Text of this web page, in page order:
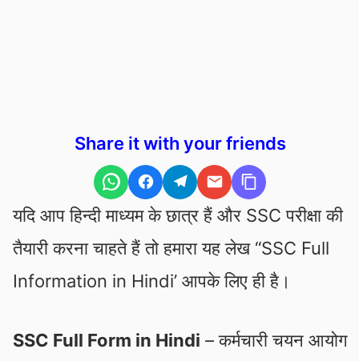
Share it with your friends
यदि आप हिन्दी माध्यम के छात्र हैं और SSC परीक्षा की
तैयारी करना चाहते हैं तो हमारा यह लेख “SSC Full
Information in Hindi’ आपके लिए ही है।
SSC Full Form in Hindi – कर्मचारी चयन आयोग